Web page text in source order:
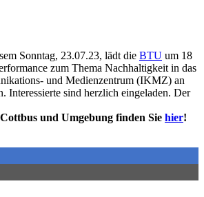
Sonntag, 23.07.23, lädt die BTU um 18
zum Thema Nachhaltigkeit in das
und Medienzentrum (IKMZ) an
Interessierte sind herzlich eingeladen. Der
und Umgebung finden Sie hier!